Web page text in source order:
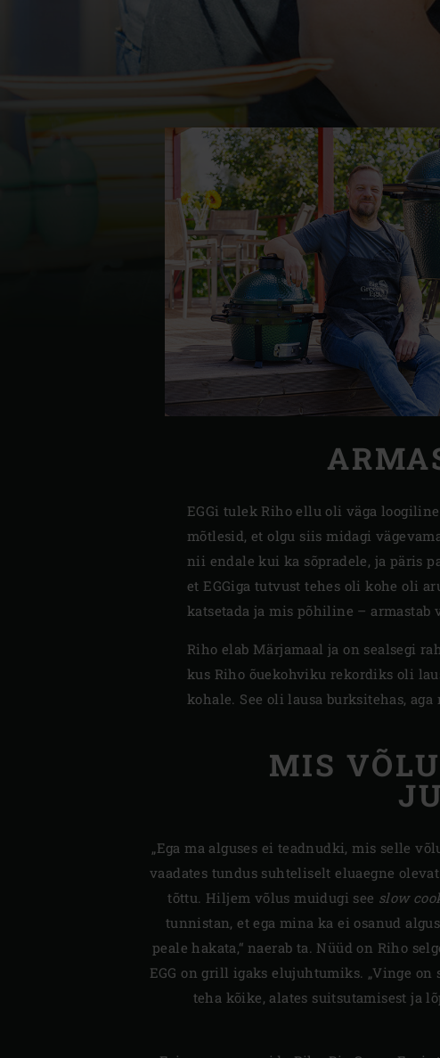
Denmark | Danmark
Estonia | Eesti
Finland | Suomi
France | France
Germany | Deutschland
Greece | Ελλάδα
Hungary | Magyarország
EGGi tulek Riho ellu oli väga
mõtlesid, et olgu siis midagi
nii endale kui ka sõpradele, ja päris
et EGGiga tutvust tehes oli kohe oli
katsetada ja mis põhiline – armastab
Riho elab Märjamaal ja on sealsegi
kus Riho õuekohviku rekordiks oli
kohale. See oli lausa burksitehas,
MIS
„Ega ma alguses ei teadnudki, mis selle
vaadates tundus suhteliselt eluaegne
tõttu. Hiljem võlus muidugi see slow
tunnistan, et ega mina ka ei osanud
peale hakata,“ naerab ta. Nüüd on Riho
EGG on grill igaks elujuhtumiks. „Vinge on
teha kõike, alates suitsutamisest ja